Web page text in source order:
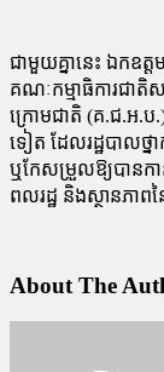
ជាមួយគ្នានេះ ឯកឧ
គណៈកម្មាធិការជាតិ
ក្រោមជាតិ (គ.ជ.អ.ប
ទៀត ដែលរដ្ឋបាលថ្ន
ឬកែសម្រួលឱ្យបានកា
ពលរដ្ឋ និងស្ថានភាព
About The